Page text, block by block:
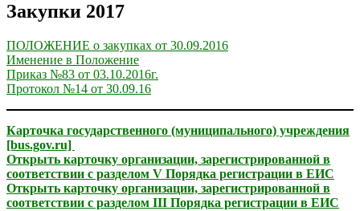
Закупки 2017
ПОЛОЖЕНИЕ о закупках от 30.09.2016
Именение в Положение
Приказ №83 от 03.10.2016г.
Протокол №14 от 30.09.16
Карточка государственного (муниципального) учреждения
[bus.gov.ru]
Открыть карточку организации, зарегистрированной в
соответствии с разделом V Порядка регистрации в ЕИС
Открыть карточку организации, зарегистрированной в
соответствии с разделом III Порядка регистрации в ЕИС